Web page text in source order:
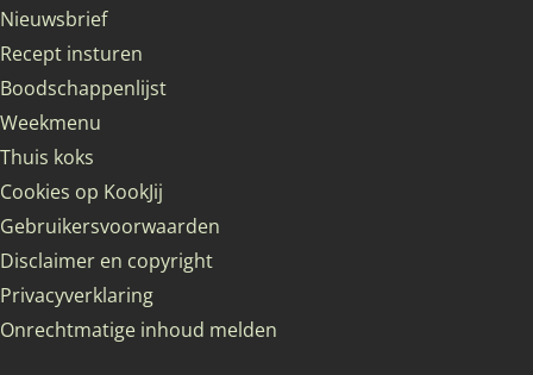
Nieuwsbrief
Recept insturen
Boodschappenlijst
Weekmenu
Thuis koks
Cookies op KookJij
Gebruikersvoorwaarden
Disclaimer en copyright
Privacyverklaring
Onrechtmatige inhoud melden